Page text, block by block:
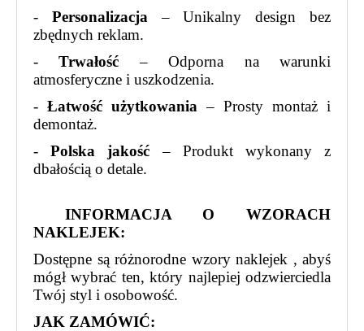
- Personalizacja – Unikalny design bez
zbędnych reklam.
-Trwałość – Odporna na warunki
atmosferyczne i uszkodzenia.
- Łatwość użytkowania – Prosty montaż i
demontaż.
-Polska jakość – Produkt wykonany z
dbałością o detale.
INFORMACJA O WZORACH
NAKLEJEK:
Dostępne są różnorodne wzory naklejek , abyś
mógł wybrać ten, który najlepiej odzwierciedla
Twój styl i osobowość.
JAK ZAMÓWIĆ: